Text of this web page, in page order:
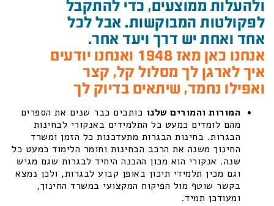
ולהעלות ממוצעים, כדי להתקבל
לפקולטות המבוקשות. אבל לכל
אחד ואחת יש דרך ויעד אחר.
אנחנו כאן מאז 1948 ואנחנו יודעים
איך לארגן לך מסלול קל, קצר
ואפילו נחמד, שיתאים בדיוק לך
המורות והמורים שלנו כותבים כבר שנים את הספרים
מהם לומדים כמעט כל התלמידים באנקורי לבחינות
הבגרות. בחינות הבגרות מתעדכנות כל הזמן ומשרד
החינוך משנה את הרכב הבחינות וחומר הלימוד כמעט כל
שנה. אנקורי הוא מכון ההכנה היחיד לבגרות שגם מגיש
וגם מכין תלמידי תיכון באופן קבוע לבגרות, ולכן נמצא
בקשר שוטף מול הפיקוח המקצועי במשרד החינוך,
ומעודכן תמיד.